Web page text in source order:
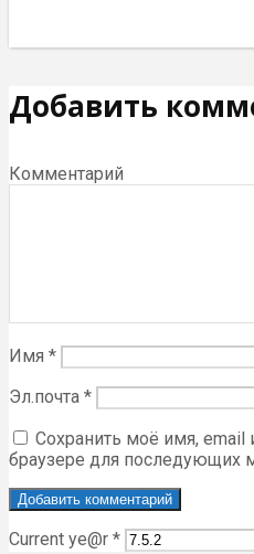
Добавить
Комментарий
Имя *
Эл.почта *
Сохранить моё имя, email
браузере для последующих
Current ye@r *